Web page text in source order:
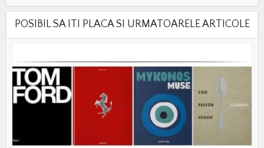
POSIBIL SA ITI PLACA SI URMATOARELE ARTICOLE